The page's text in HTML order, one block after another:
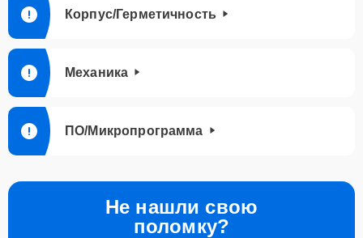
Корпус/Герметичность
Механика
ПО/Микропрограмма
Не нашли свою
поломку?